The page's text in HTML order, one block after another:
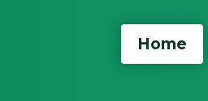
Home